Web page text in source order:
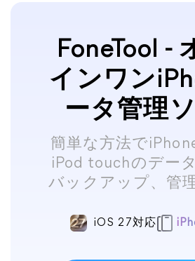
FoneTool -
インワン
ータ管理
簡単な方法で
iPod touchのデー
バックアップ、管
iOS 27対応